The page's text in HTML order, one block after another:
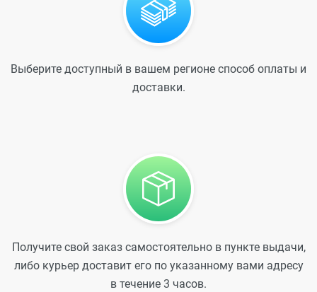
Выберите доступный в вашем регионе способ оплаты и
доставки.
Получите свой заказ самостоятельно в пункте выдачи,
либо курьер доставит его по указанному вами адресу
в течение 3 часов.